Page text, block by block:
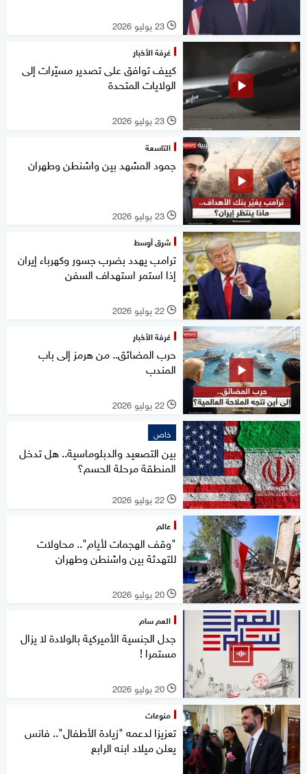
l 23 يوليو 2026
غرفة الأخبار
كييف توافق على تصدير مسيّرات إلى
الولايات المتحدة
l 23 يوليو 2026
التاسعة
جمود المشهد بين واشنطن وطهران
l 23 يوليو 2026
شرق أوسط
ترامب يهدد بضرب جسور وكهرباء إيران
إذا استمر استهداف السفن
l 22 يوليو 2026
غرفة الأخبار
حرب المضائق.. من هرمز إلى باب
المندب
l 22 يوليو 2026
خاص
بين التصعيد والدبلوماسية.. هل تدخل
المنطقة مرحلة الحسم؟
l 22 يوليو 2026
عالم
"وقف الهجمات لأيام".. محاولات
للتهدئة بين واشنطن وطهران
l 20 يوليو 2026
العم سام
جدل الجنسية الأميركية بالولادة لا يزال
مستمرا !
l 20 يوليو 2026
منوعات
تعزيزا لدعمه "زيادة الأطفال".. فانس
يعلن ميلاد ابنه الرابع